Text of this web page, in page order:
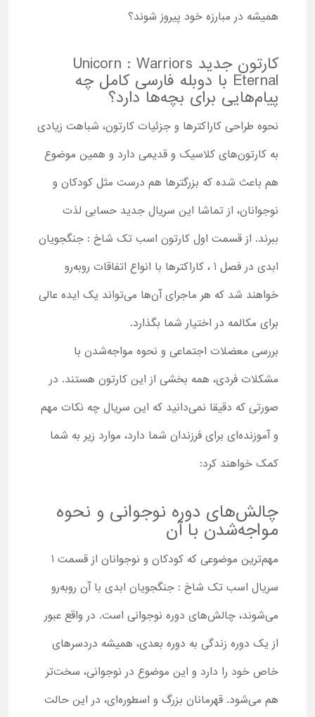
همیشه در مبارزه خود پیروز شوند؟
کارتون جدید Unicorn : Warriors
Eternal با دوبله فارسی کامل چه
پیام‌هایی برای بچه‌ها دارد؟
نحوه طراحی کاراکترها و جزئیات کارتون، شباهت زیادی
به کارتون‌های کلاسیک و قدیمی دارد و همین موضوع
هم باعث شده که بزرگترها هم درست مثل کودکان و
نوجوانان، از تماشا این سریال جدید حسابی لذت
ببرند. از قسمت اول کارتون اسب تک شاخ : جنگجویان
ابدی در فصل 1 ، کاراکترها با انواع اتفاقات روبه‌رو
خواهند شد که هر ماجرای آن‌ها می‌تواند یک ایده عالی
برای مکالمه در اختیار شما بگذارد.
بررسی معضلات اجتماعی و نحوه مواجه‌شدن با
مشکلات فردی، همه بخشی از این کارتون هستند. در
صورتی که دقیقا نمی‌دانید که این سریال چه نکات مهم
و آموزنده‌ای برای فرزندان شما دارد، موارد زیر به شما
کمک خواهند کرد:
چالش‌های دوره نوجوانی و نحوه
مواجه‌شدن با آن
مهم‌ترین موضوعی که کودکان و نوجوانان از قسمت 1
سریال اسب تک شاخ : جنگجویان ابدی با آن روبه‌رو
می‌شوند، چالش‌های دوره نوجوانی است. در واقع عبور
از یک دوره زندگی به دوره بعدی، همیشه دردسرهای
خاص خود را دارد و این موضوع در نوجوانی، سخت‌تر
هم می‌شود. قهرمانان بزرگ و اسطوره‌ای، در این حالت